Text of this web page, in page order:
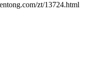
zt/13724.html